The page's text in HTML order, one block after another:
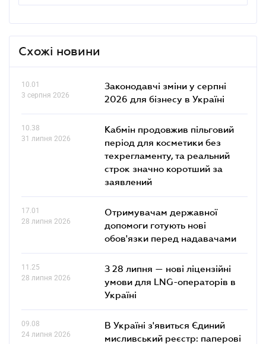
Схожі новини
10.01
3 серпня 2026
Законодавчі зміни у серпні
2026 для бізнесу в Україні
10.38
31 липня 2026
Кабмін продовжив пільговий
період для косметики без
техрегламенту, та реальний
строк значно коротший за
заявлений
17.01
28 липня 2026
Отримувачам державної
допомоги готують нові
обов'язки перед надавачами
11.25
28 липня 2026
З 28 липня — нові ліцензійні
умови для LNG-операторів в
Україні
09.08
24 липня 2026
В Україні з'явиться Єдиний
мисливський реєстр: паперові